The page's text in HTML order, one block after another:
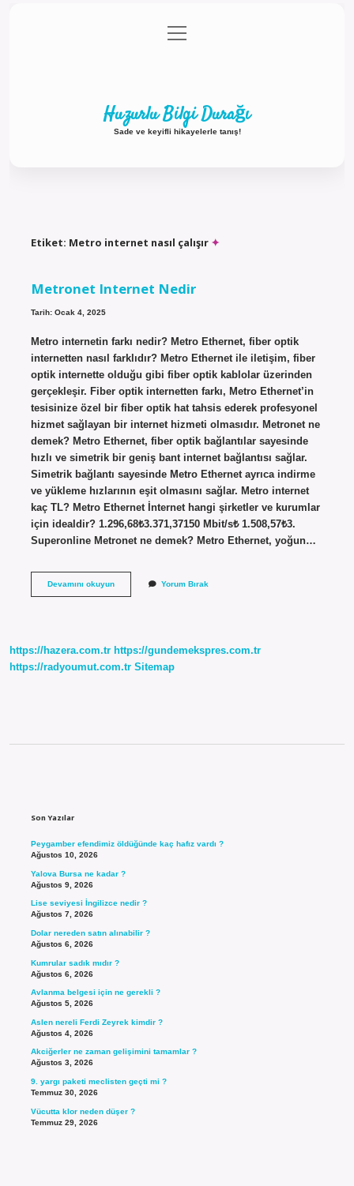
Gizlilik Politikası
menüyü
aç
Huzurlu Bilgi Durağı
Sade ve keyifli hikayelerle tanış!
Etiket: Metro internet nasıl çalışır
Metronet Internet Nedir
Tarih: Ocak 4, 2025
Metro internetin farkı nedir? Metro Ethernet, fiber optik
internetten nasıl farklıdır? Metro Ethernet ile iletişim, fiber
optik internette olduğu gibi fiber optik kablolar üzerinden
gerçekleşir. Fiber optik internetten farkı, Metro Ethernet’in
tesisinize özel bir fiber optik hat tahsis ederek profesyonel
hizmet sağlayan bir internet hizmeti olmasıdır. Metronet ne
demek? Metro Ethernet, fiber optik bağlantılar sayesinde
hızlı ve simetrik bir geniş bant internet bağlantısı sağlar.
Simetrik bağlantı sayesinde Metro Ethernet ayrıca indirme
ve yükleme hızlarının eşit olmasını sağlar. Metro internet
kaç TL? Metro Ethernet İnternet hangi şirketler ve kurumlar
için idealdir? 1.296,68₺3.371,37150 Mbit/s₺ 1.508,57₺3.
Superonline Metronet ne demek? Metro Ethernet, yoğun…
Devamını okuyunMetronet
Yorum Bırak
https://hazera.com.tr https://gundemekspres.com.tr
https://radyoumut.com.tr Sitemap
Son Yazılar
Peygamber efendimiz öldüğünde kaç hafız vardı ?
Ağustos 10, 2026
Yalova Bursa ne kadar ?
Ağustos 9, 2026
Lise seviyesi İngilizce nedir ?
Ağustos 7, 2026
Dolar nereden satın alınabilir ?
Ağustos 6, 2026
Kumrular sadık mıdır ?
Ağustos 6, 2026
Avlanma belgesi için ne gerekli ?
Ağustos 5, 2026
Aslen nereli Ferdi Zeyrek kimdir ?
Ağustos 4, 2026
Akciğerler ne zaman gelişimini tamamlar ?
Ağustos 3, 2026
9. yargı paketi meclisten geçti mi ?
Temmuz 30, 2026
Vücutta klor neden düşer ?
Temmuz 29, 2026